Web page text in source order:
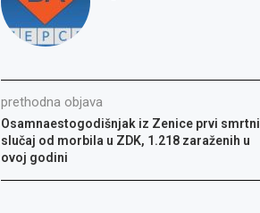
prethodna objava
Osamnaestogodišnjak iz Zenice prvi smrtni
slučaj od morbila u ZDK, 1.218 zaraženih u
ovoj godini